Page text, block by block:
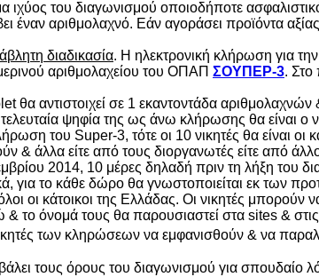
του διαγωνισμού οποιοδήποτε
έναν αριθμολαχνό. Εάν αγοράσει προϊόντα
διαδικασία. Η ηλεκτρονική κλήρωση για
αριθμολαχείου του ΟΠΑΠ ΣΟΥΠΕΡ-3. Στο
θα αντιστοιχεί σε 1 εκαντοντάδα
2 τελευταία ψηφία της ως άνω
του Super-3, τότε οι 10 νικητές θα είναι
άλλα είτε από τους διοργανωτές είτε από
2014, 10 μέρες δηλαδή πριν τη λήξη
το κάθε δώρο θα γνωστοποιείται εκ των
οι κάτοικοι της Ελλάδας. Oι νικητές
& το όνομά τους θα παρουσιαστεί στα sites &
των κληρώσεων να εμφανισθούν & να
τους όρους του διαγωνισμού για